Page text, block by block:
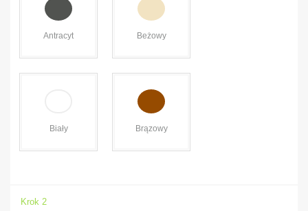
Antracyt Beżowy
Biały Brązowy
Krok 2